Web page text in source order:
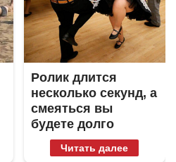
Ролик длится
несколько секунд, а
смеяться вы
будете долго
Читать далее